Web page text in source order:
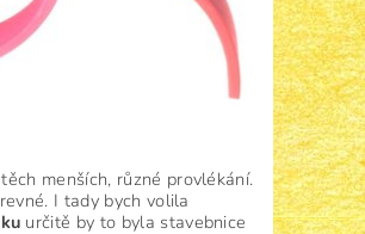
menších, různé provlékání.
I tady bych volila
určitě by to byla stavebnice